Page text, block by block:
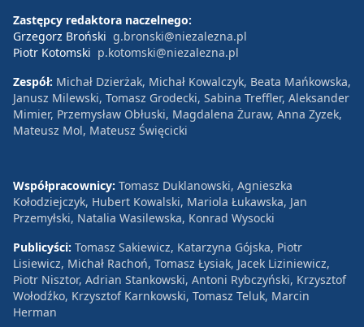
Zastępcy redaktora naczelnego:
Grzegorz Broński g.bronski@niezalezna.pl
Piotr Kotomski p.kotomski@niezalezna.pl
Zespół: Michał Dzierżak, Michał Kowalczyk, Beata Mańkowska,
Janusz Milewski, Tomasz Grodecki, Sabina Treffler, Aleksander
Mimier, Przemysław Obłuski, Magdalena Żuraw, Anna Zyzek,
Mateusz Mol, Mateusz Święcicki
Współpracownicy: Tomasz Duklanowski, Agnieszka
Kołodziejczyk, Hubert Kowalski, Mariola Łukawska, Jan
Przemyłski, Natalia Wasilewska, Konrad Wysocki
Publicyści: Tomasz Sakiewicz, Katarzyna Gójska, Piotr
Lisiewicz, Michał Rachoń, Tomasz Łysiak, Jacek Liziniewicz,
Piotr Nisztor, Adrian Stankowski, Antoni Rybczyński, Krzysztof
Wołodźko, Krzysztof Karnkowski, Tomasz Teluk, Marcin
Herman